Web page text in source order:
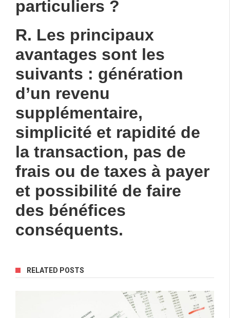
particuliers ?
R. Les principaux
avantages sont les
suivants : génération
d’un revenu
supplémentaire,
simplicité et rapidité de
la transaction, pas de
frais ou de taxes à payer
et possibilité de faire
des bénéfices
conséquents.
RELATED POSTS